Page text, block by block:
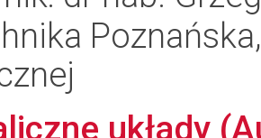
układy